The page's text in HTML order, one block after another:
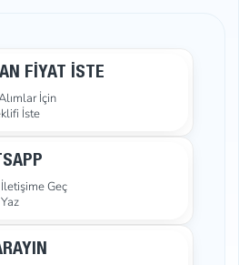
FIYAT İSTE
İçin
İste
Geç